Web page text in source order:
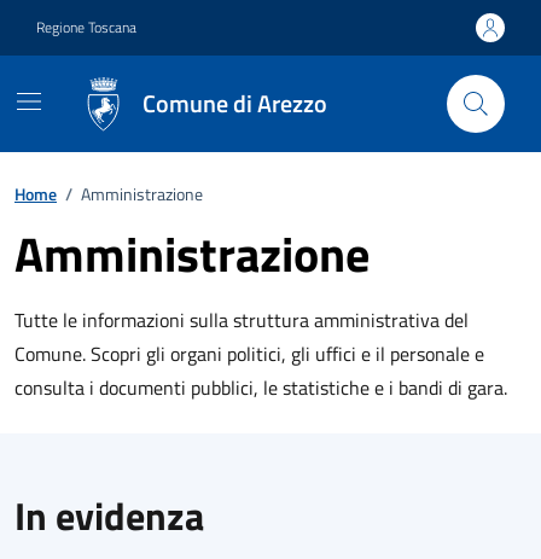
Regione Toscana
Comune di Arezzo
Home / Amministrazione
Amministrazione
Descrizione breve
Tutte le informazioni sulla struttura amministrativa del
Comune. Scopri gli organi politici, gli uffici e il personale e
consulta i documenti pubblici, le statistiche e i bandi di gara.
Titolo
In evidenza